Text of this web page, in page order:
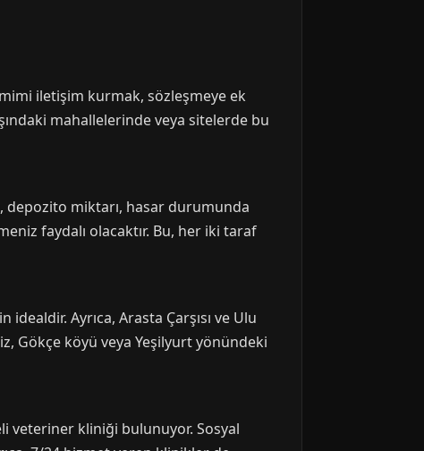
iletişim kurmak, sözleşmeye ek
mahallelerinde veya sitelerde bu
depozito miktarı, hasar durumunda
faydalı olacaktır. Bu, her iki taraf
Ayrıca, Arasta Çarşısı ve Ulu
Gökçe köyü veya Yeşilyurt yönündeki
veteriner kliniği bulunuyor. Sosyal